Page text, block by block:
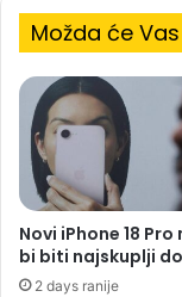
Možda će
Novi iPhone 18
bi biti najskuplji
2 days ranije